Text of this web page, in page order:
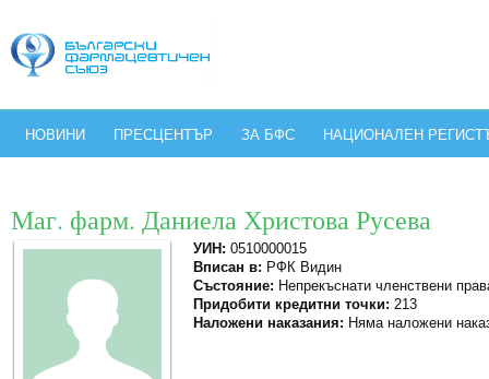
НОВИНИ ПРЕСЦЕНТЪР ЗА БФС НАЦИОНАЛЕН
Маг. фарм. Даниела Христова Русева
УИН: 0510000015
Вписан в: РФК Видин
Състояние: Непрекъснати членствени
Придобити кредитни точки: 213
Наложени наказания: Няма наложени